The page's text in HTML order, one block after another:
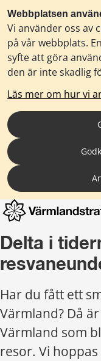
Webbplatsen
Vi använder oss av
på vår webbplats.
syfte att göra
den är inte skadlig
Läs mer om hur vi
Delta i
Har du fått ett
Värmland? Då
Värmland som
resor. Vi